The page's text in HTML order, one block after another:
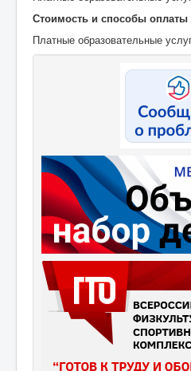
Группа в VK
Противодействие
Антитеррористическая
Политика обработки и
данных
Стоимость и способы оплаты
Платные образовательные